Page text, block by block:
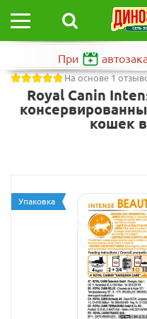
При
На основе 1
Royal Canin
кошек
Упаковка